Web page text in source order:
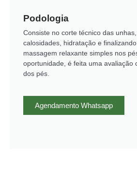
Podologia
Consiste no corte técnico das
calosidades, hidratação e
massagem relaxante simples nos
oportunidade, é feita uma avaliação
dos pés.
Agendamento Whatsapp